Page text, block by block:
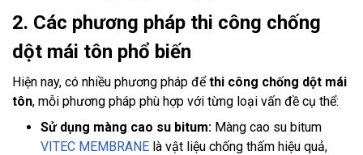
2. Các phương pháp thi công chống
dột mái tôn phổ biến
Hiện nay, có nhiều phương pháp đểthi công chống dột mái
tôn, mỗi phương pháp phù hợp với từng loại vấn đề cụ thể:
Sử dụng màng cao su bitum: Màng cao su bitum
VITEC MEMBRANE là vật liệu chống thấm hiệu quả,